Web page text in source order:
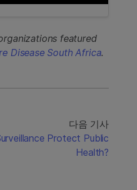
featured
Disease South Africa.
다음 기사
Protect Public
Health?